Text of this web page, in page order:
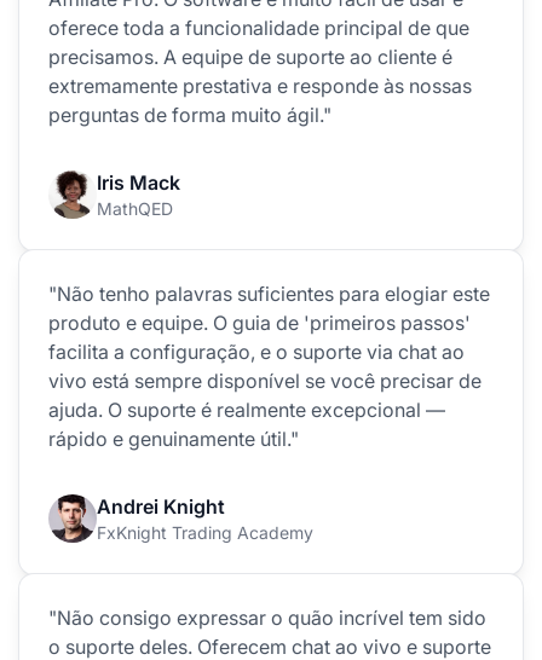
oferece toda a funcionalidade principal de que
precisamos. A equipe de suporte ao cliente é
extremamente prestativa e responde às nossas
perguntas de forma muito ágil."
Iris Mack
MathQED
"Não tenho palavras suficientes para elogiar este
produto e equipe. O guia de 'primeiros passos'
facilita a configuração, e o suporte via chat ao
vivo está sempre disponível se você precisar de
ajuda. O suporte é realmente excepcional —
rápido e genuinamente útil."
Andrei Knight
FxKnight Trading Academy
"Não consigo expressar o quão incrível tem sido
o suporte deles. Oferecem chat ao vivo e suporte